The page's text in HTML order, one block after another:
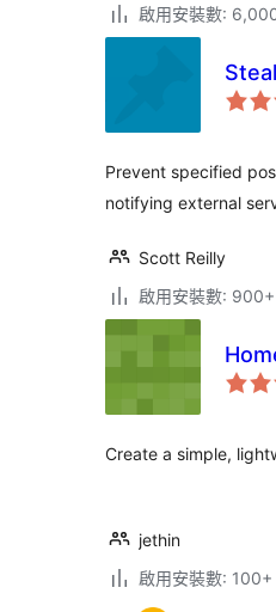
啟用安裝數:
Prevent specified
notifying external
Scott Reilly
啟用安裝數: 900+
Create a simple,
jethin
啟用安裝數: 100+